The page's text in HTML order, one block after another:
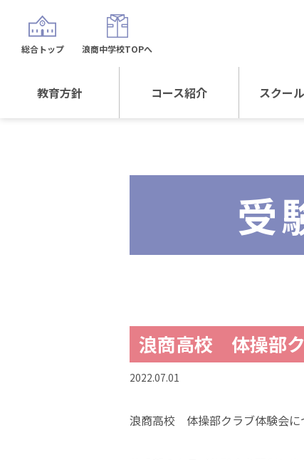
教育方針 コース紹介 スクー
総合トップ 浪商中学校TOPへ
受
浪商高校 体操部
2022.07.01
浪商高校 体操部クラブ体験会に